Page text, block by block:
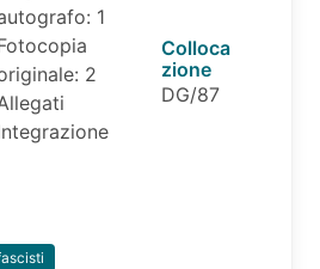
1
2
Colloca
zione
DG/87